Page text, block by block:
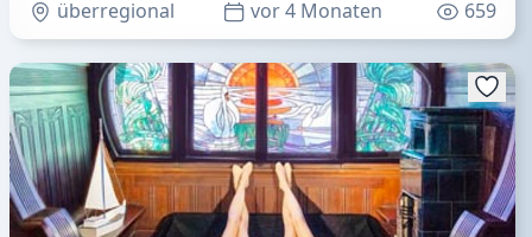
überregional vor 4 Monaten 659